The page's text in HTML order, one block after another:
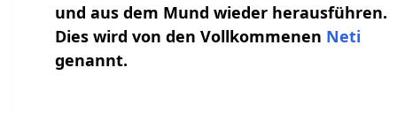
und aus dem Mund wieder herausführen.
Dies wird von den Vollkommenen Neti
genannt.